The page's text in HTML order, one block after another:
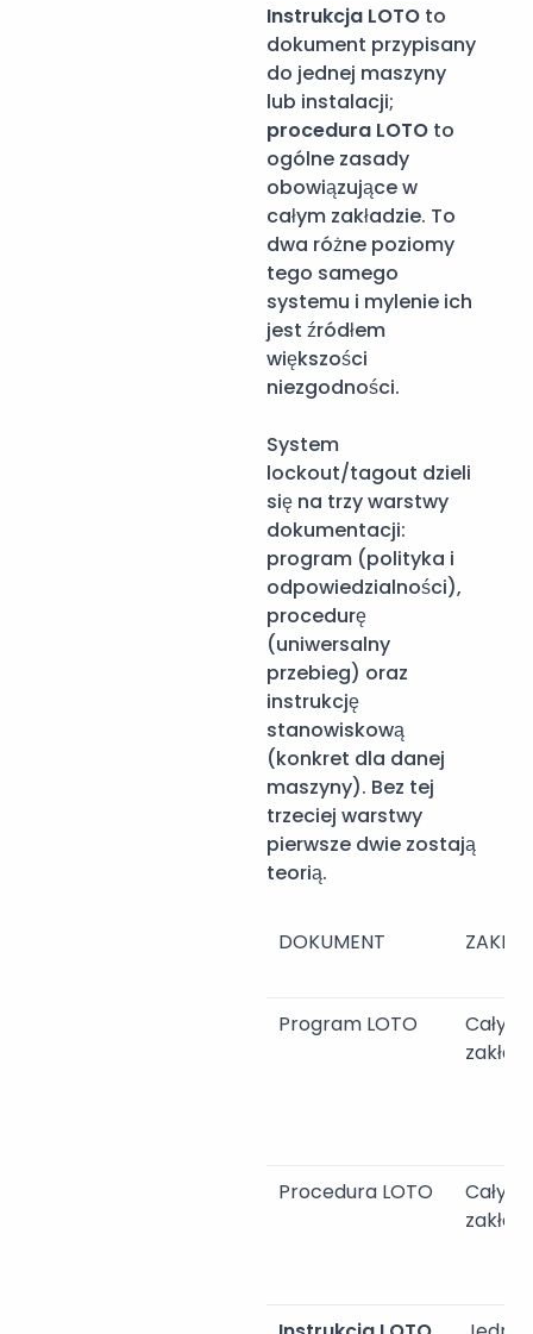
Instrukcja LOTO to
dokument przypisany
do jednej maszyny
lub instalacji;
procedura LOTO to
ogólne zasady
obowiązujące w
całym zakładzie. To
dwa różne poziomy
tego samego
systemu i mylenie ich
jest źródłem
większości
niezgodności.
System
lockout/tagout dzieli
się na trzy warstwy
dokumentacji:
program (polityka i
odpowiedzialności),
procedurę
(uniwersalny
przebieg) oraz
instrukcję
stanowiskową
(konkret dla danej
maszyny). Bez tej
trzeciej warstwy
pierwsze dwie zostają
teorią.
DOKUMENT ZAKRES
Program LOTO
Cały
zakład
Procedura LOTO
Cały
zakład